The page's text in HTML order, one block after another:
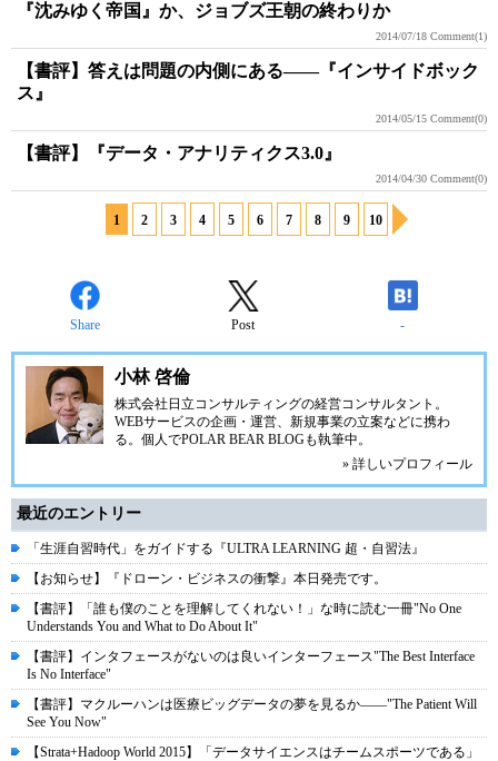
『沈みゆく帝国』か、ジョブズ王朝の終わりか
2014/07/18 Comment(1)
【書評】答えは問題の内側にある――『インサイドボック
ス』
2014/05/15 Comment(0)
【書評】『データ・アナリティクス3.0』
2014/04/30 Comment(0)
1 2 3 4 5 6 7 8 9 10
Share Post -
小林 啓倫
株式会社日立コンサルティングの経営コンサルタント。
WEBサービスの企画・運営、新規事業の立案などに携わ
る。個人でPOLAR BEAR BLOGも執筆中。
» 詳しいプロフィール
最近のエントリー
「生涯自習時代」をガイドする『ULTRA LEARNING 超・自習法』
【お知らせ】『ドローン・ビジネスの衝撃』本日発売です。
【書評】「誰も僕のことを理解してくれない！」な時に読む一冊"No One
Understands You and What to Do About It"
【書評】インタフェースがないのは良いインターフェース"The Best Interface
Is No Interface"
【書評】マクルーハンは医療ビッグデータの夢を見るか――"The Patient Will
See You Now"
【Strata+Hadoop World 2015】「データサイエンスはチームスポーツである」